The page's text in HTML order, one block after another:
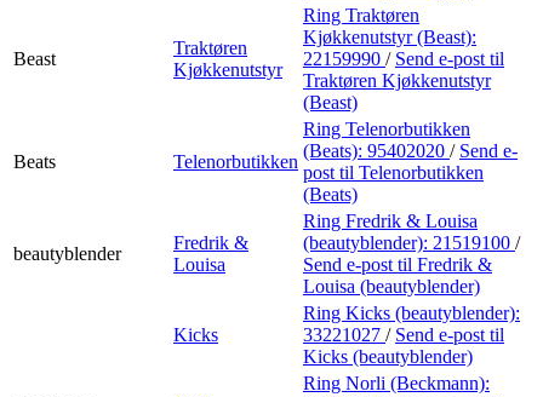
Beast
Traktøren
Kjøkkenutstyr
Ring Traktøren
Kjøkkenutstyr (Beast):
22159990 / Send e-post til
Traktøren Kjøkkenutstyr
(Beast)
Beats Telenorbutikken
Ring Telenorbutikken
(Beats): 95402020 / Send e-
post til Telenorbutikken
(Beats)
beautyblender
Fredrik &
Louisa
Ring Fredrik & Louisa
(beautyblender): 21519100 /
Send e-post til Fredrik &
Louisa (beautyblender)
Kicks
Ring Kicks (beautyblender):
33221027 / Send e-post til
Kicks (beautyblender)
Ring Norli (Beckmann):